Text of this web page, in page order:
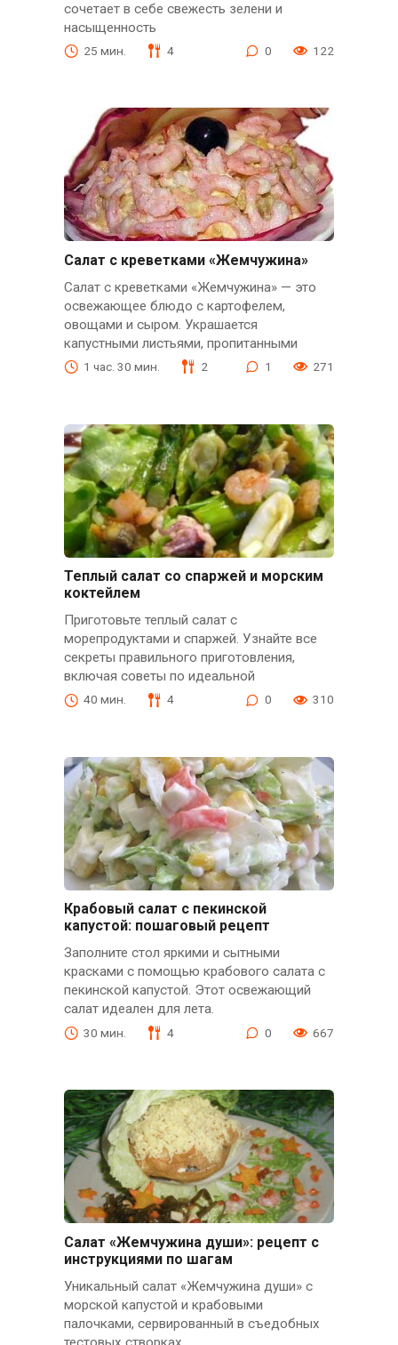
сочетает в себе свежесть зелени и
насыщенность
25 мин. 4 0 122
Салат с креветками «Жемчужина»
Салат с креветками «Жемчужина» — это
освежающее блюдо с картофелем,
овощами и сыром. Украшается
капустными листьями, пропитанными
1 час. 30 мин. 2 1 271
Теплый салат со спаржей и морским
коктейлем
Приготовьте теплый салат с
морепродуктами и спаржей. Узнайте все
секреты правильного приготовления,
включая советы по идеальной
40 мин. 4 0 310
Крабовый салат с пекинской
капустой: пошаговый рецепт
Заполните стол яркими и сытными
красками с помощью крабового салата с
пекинской капустой. Этот освежающий
салат идеален для лета.
30 мин. 4 0 667
Салат «Жемчужина души»: рецепт с
инструкциями по шагам
Уникальный салат «Жемчужина души» с
морской капустой и крабовыми
палочками, сервированный в съедобных